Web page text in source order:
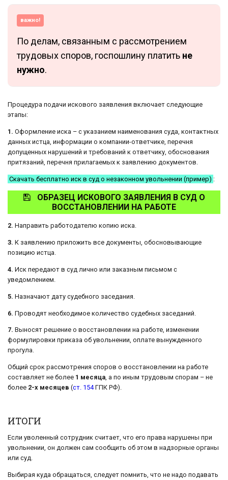
важно!
По делам, связанным с рассмотрением
трудовых споров, госпошлину платить не
нужно.
Процедура подачи искового заявления включает следующие
этапы:
1. Оформление иска – с указанием наименования суда, контактных
данных истца, информации о компании-ответчике, перечня
допущенных нарушений и требований к ответчику, обоснования
притязаний, перечня прилагаемых к заявлению документов.
Скачать бесплатно иск в суд о незаконном увольнении (пример) :
ОБРАЗЕЦ ИСКОВОГО ЗАЯВЛЕНИЯ В СУД О
ВОССТАНОВЛЕНИИ НА РАБОТЕ
2. Направить работодателю копию иска.
3. К заявлению приложить все документы, обосновывающие
позицию истца.
4. Иск передают в суд лично или заказным письмом с
уведомлением.
5. Назначают дату судебного заседания.
6. Проводят необходимое количество судебных заседаний.
7. Выносят решение о восстановлении на работе, изменении
формулировки приказа об увольнении, оплате вынужденного
прогула.
Общий срок рассмотрения споров о восстановлении на работе
составляет не более 1 месяца, а по иным трудовым спорам – не
более 2-х месяцев (ст. 154ГПК РФ).
ИТОГИ
Если уволенный сотрудник считает, что его права нарушены при
увольнении, он должен сам сообщить об этом в надзорные органы
или суд.
Выбирая куда обращаться, следует помнить, что не надо подавать